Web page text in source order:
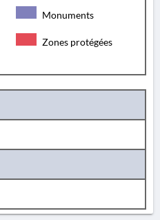
Monuments
Zones protégées